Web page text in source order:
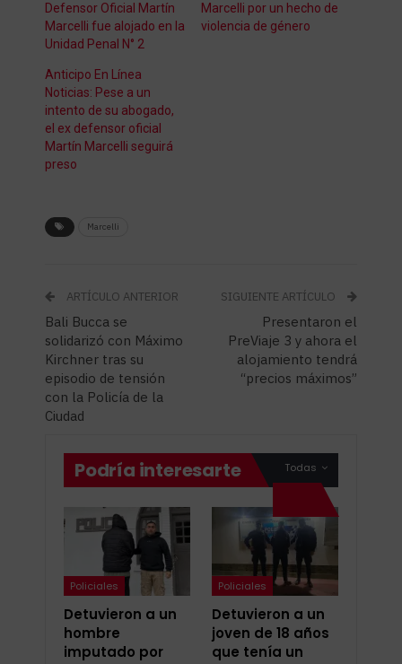
Defensor Oficial Martín
Marcelli fue alojado en la
Unidad Penal N° 2
Marcelli por un hecho de
violencia de género
Anticipo En Línea
Noticias: Pese a un
intento de su abogado,
el ex defensor oficial
Martín Marcelli seguirá
preso
Marcelli
ARTÍCULO ANTERIOR
Bali Bucca se
solidarizó con Máximo
Kirchner tras su
episodio de tensión
con la Policía de la
Ciudad
SIGUIENTE ARTÍCULO
Presentaron el
PreViaje 3 y ahora el
alojamiento tendrá
“precios máximos”
Todas
Podría interesarte
Policiales
Detuvieron a un
hombre
imputado por
Policiales
Detuvieron a un
joven de 18 años
que tenía un